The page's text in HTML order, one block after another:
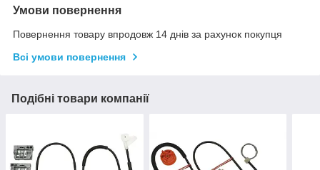
Умови повернення
Повернення товару впродовж 14 днів за рахунок покупця
Всі умови повернення
Подібні товари компанії